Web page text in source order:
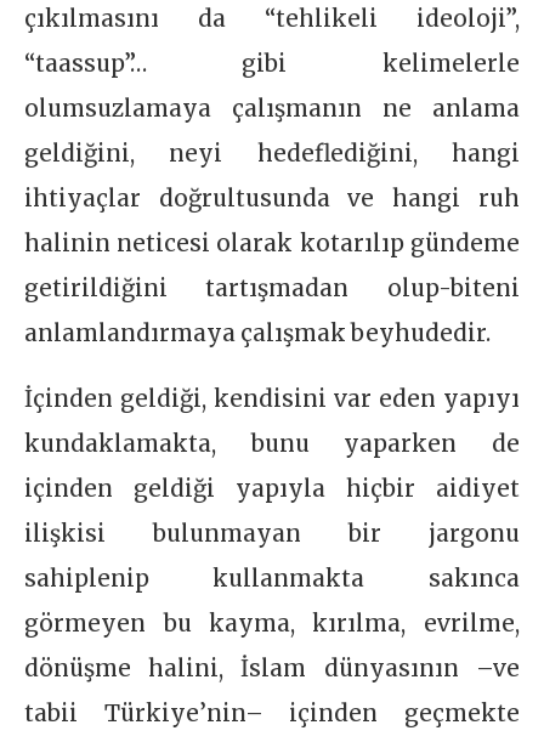
çıkılmasını da “tehlikeli ideoloji”,
“taassup”… gibi kelimelerle
olumsuzlamaya çalışmanın ne anlama
geldiğini, neyi hedeflediğini, hangi
ihtiyaçlar doğrultusunda ve hangi ruh
halinin neticesi olarak kotarılıp gündeme
getirildiğini tartışmadan olup-biteni
anlamlandırmaya çalışmak beyhudedir.
İçinden geldiği, kendisini var eden yapıyı
kundaklamakta, bunu yaparken de
içinden geldiği yapıyla hiçbir aidiyet
ilişkisi bulunmayan bir jargonu
sahiplenip kullanmakta sakınca
görmeyen bu kayma, kırılma, evrilme,
dönüşme halini, İslam dünyasının –ve
tabii Türkiye’nin– içinden geçmekte